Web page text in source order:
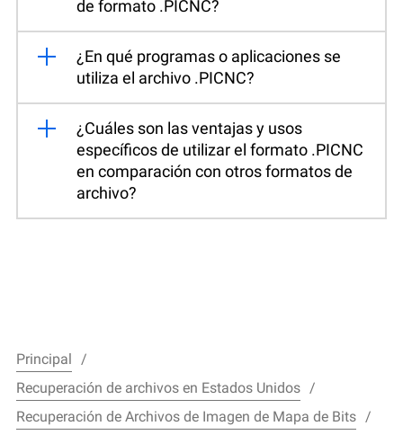
de formato .PICNC?
¿En qué programas o aplicaciones se
utiliza el archivo .PICNC?
¿Cuáles son las ventajas y usos
específicos de utilizar el formato .PICNC
en comparación con otros formatos de
archivo?
Principal
Recuperación de archivos en Estados Unidos
Recuperación de Archivos de Imagen de Mapa de Bits